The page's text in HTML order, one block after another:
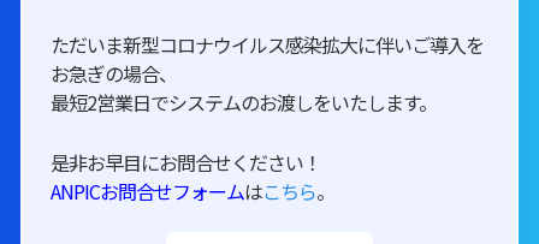
ただいま新型コロナウイルス感染拡大に伴いご導入を
お急ぎの場合、
最短2営業日でシステムのお渡しをいたします。
是非お早目にお問合せください！
ANPICお問合せフォームはこちら。